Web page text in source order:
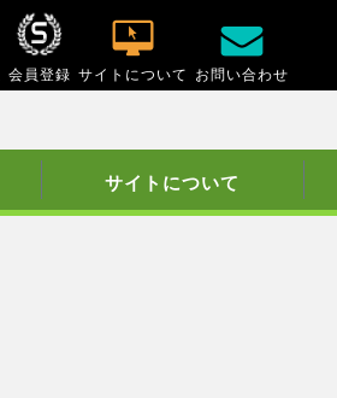
会員登録 サイトについて お問い合わせ
サイトについて